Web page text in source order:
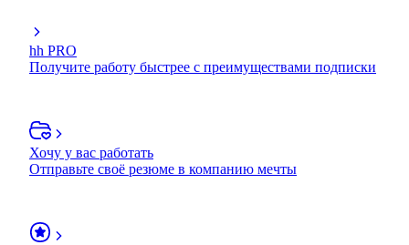
hh PRO
Получите работу быстрее с преимуществами подписки
Хочу у вас работать
Отправьте своё резюме в компанию мечты